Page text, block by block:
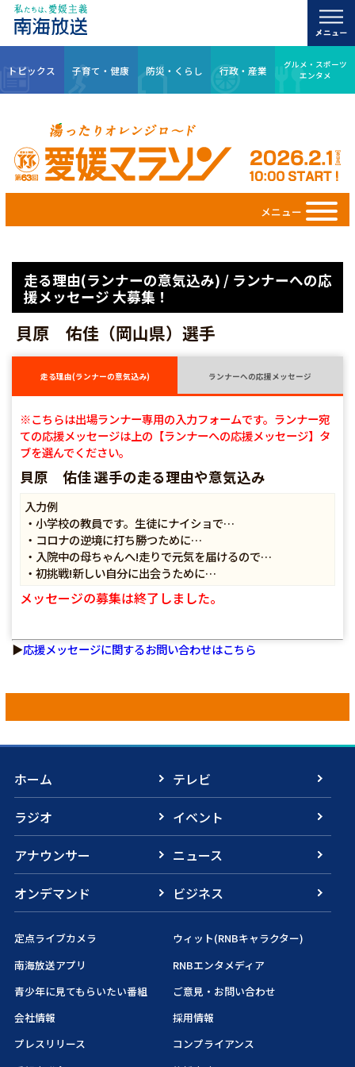
トピックス 子育て・健康 防災・くらし 行政・産業
グルメ・スポーツ
エンタメ
メニュー
走る理由(ランナーの意気込み) / ランナーへの応
援メッセージ 大募集！
貝原 佑佳（岡山県）選手
走る理由(ランナーの意気込み) ランナーへの応援メッセージ
※こちらは出場ランナー専用の入力フォームです。ランナー宛
ての応援メッセージは上の【ランナーへの応援メッセージ】タ
ブを選んでください。
貝原 佑佳 選手の走る理由や意気込み
入力例
・小学校の教員です。生徒にナイショで…
・コロナの逆境に打ち勝つために…
・入院中の母ちゃんへ!走りで元気を届けるので…
・初挑戦!新しい自分に出会うために…
メッセージの募集は終了しました。
▶応援メッセージに関するお問い合わせはこちら
ホーム
テレビ
ラジオ
イベント
アナウンサー
ニュース
オンデマンド
ビジネス
定点ライブカメラ
ウィット(RNBキャラクター)
南海放送アプリ
RNBエンタメディア
青少年に見てもらいたい番組
ご意見・お問い合わせ
会社情報
採用情報
プレスリリース
コンプライアンス